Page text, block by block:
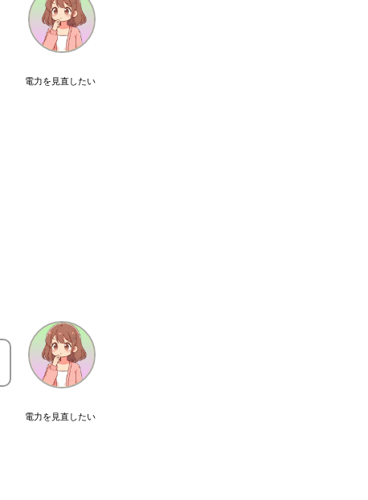
電力を見直したい
電力を見直したい